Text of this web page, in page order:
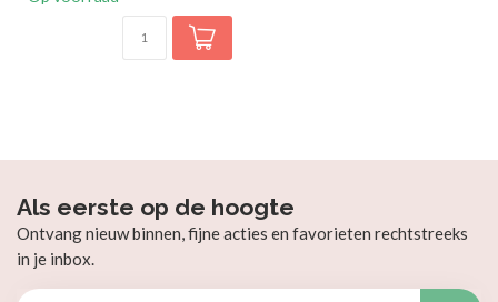
Als eerste op de hoogte
Ontvang nieuw binnen, fijne acties en favorieten rechtstreeks
in je inbox.